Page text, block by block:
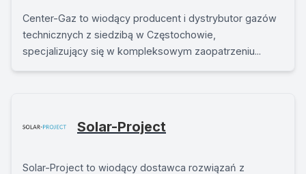
Center-Gaz to wiodący producent i dystrybutor gazów
technicznych z siedzibą w Częstochowie,
specjalizujący się w kompleksowym zaopatrzeniu...
Solar-Project
Solar-Project to wiodący dostawca rozwiązań z